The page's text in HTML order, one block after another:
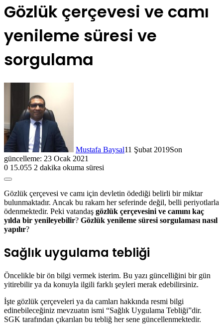
Gözlük çerçevesi ve camı
yenileme süresi ve
sorgulama
Mustafa Baysal11 Şubat 2019Son
güncelleme: 23 Ocak 2021
0 15.055 2 dakika okuma süresi
Gözlük çerçevesi ve camı için devletin ödediği belirli bir miktar
bulunmaktadır. Ancak bu rakam her seferinde değil, belli periyotlarla
ödenmektedir. Peki vatandaş gözlük çerçevesini ve camını kaç
yılda bir yenileyebilir? Gözlük yenileme süresi sorgulaması nasıl
yapılır?
Sağlık uygulama tebliği
Öncelikle bir ön bilgi vermek isterim. Bu yazı güncelliğini bir gün
yitirebilir ya da konuyla ilgili farklı şeyleri merak edebilirsiniz.
İşte gözlük çerçeveleri ya da camları hakkında resmi bilgi
edinebileceğiniz mevzuatın ismi “Sağlık Uygulama Tebliği”dir.
SGK tarafından çıkarılan bu tebliğ her sene güncellenmektedir.